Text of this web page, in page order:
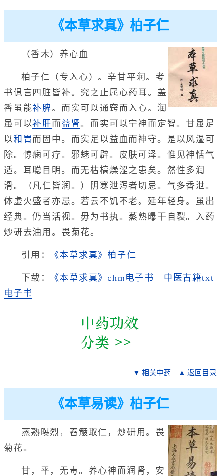
《本草求真》柏子仁
（香木）养心血
柏子仁（专入心）。辛甘平润。考
书俱言四脏皆补。究之止属心药耳。盖
香虽能补脾。而实可以通窍而入心。润
虽可以补肝 而 益肾。而实可以宁神而定智。甘虽足
以和胃 而固中。而实足以益血而神守。是以风湿可
除。惊痫可疗。邪魅可辟。皮肤可泽。惟见神恬气
适。耳聪目明。而无枯槁燥涩之患矣。然性多润
滑。（凡仁皆润。）阴寒泄泻者切忌。气多香泄。
体虚火盛者亦忌。若云不饥不老。延年轻身。虽出
经典。仍当活视。毋为书执。蒸熟曝干自裂。入药
炒研去油用。畏菊花。
引用： 《本草求真》柏子仁
下载： 《本草求真》chm电子书
中医古籍txt
电子书
▼ 相关中药 ▲ 返回目录
《本草易读》柏子仁
蒸熟曝烈，舂簸取仁，炒研用。畏
菊花。
甘，平，无毒。养心神而润肾，安